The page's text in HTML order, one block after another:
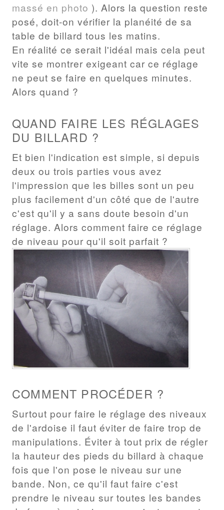
massé en photo ). Alors la question reste
posé, doit-on vérifier la planéité de sa
table de billard tous les matins.
En réalité ce serait l'idéal mais cela peut
vite se montrer exigeant car ce réglage
ne peut se faire en quelques minutes.
Alors quand ?
QUAND FAIRE LES RÉGLAGES
DU BILLARD ?
Et bien l'indication est simple, si depuis
deux ou trois parties vous avez
l'impression que les billes sont un peu
plus facilement d'un côté que de l'autre
c'est qu'il y a sans doute besoin d'un
réglage. Alors comment faire ce réglage
de niveau pour qu'il soit parfait ?
COMMENT PROCÉDER ?
Surtout pour faire le réglage des niveaux
de l'ardoise il faut éviter de faire trop de
manipulations. Éviter à tout prix de régler
la hauteur des pieds du billard à chaque
fois que l'on pose le niveau sur une
bande. Non, ce qu'il faut faire c'est
prendre le niveau sur toutes les bandes